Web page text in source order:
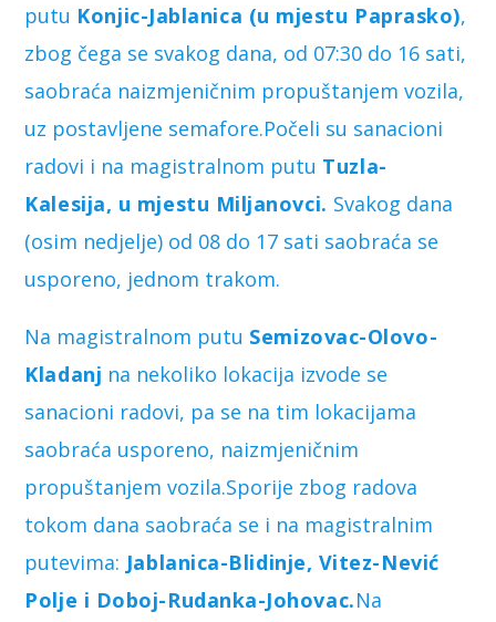
putu Konjic-Jablanica (u mjestu Paprasko),
zbog čega se svakog dana, od 07:30 do 16 sati,
saobraća naizmjeničnim propuštanjem vozila,
uz postavljene semafore.Počeli su sanacioni
radovi i na magistralnom putu Tuzla-
Kalesija, u mjestu Miljanovci. Svakog dana
(osim nedjelje) od 08 do 17 sati saobraća se
usporeno, jednom trakom.
Na magistralnom putu Semizovac-Olovo-
Kladanj na nekoliko lokacija izvode se
sanacioni radovi, pa se na tim lokacijama
saobraća usporeno, naizmjeničnim
propuštanjem vozila.Sporije zbog radova
tokom dana saobraća se i na magistralnim
putevima: Jablanica-Blidinje, Vitez-Nević
Polje i Doboj-Rudanka-Johovac.Na